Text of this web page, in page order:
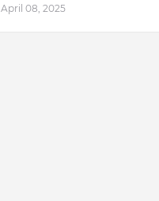
April 08, 2025